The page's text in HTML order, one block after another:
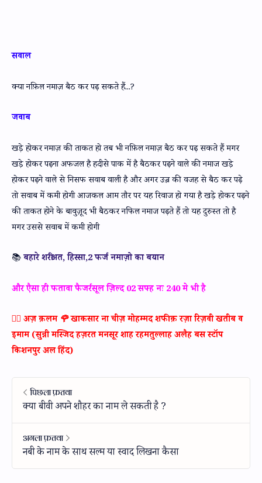
सवाल
क्या नफ़िल नमाज़ बैठ कर पढ़ सकते हैं...?
जवाब
खड़े होकर नमाज़ की ताकत हो तब भी नफ़िल नमाज़ बैठ कर पढ़ सकते हैं मगर
खड़े होकर पढ़ना अफजल है हदीसे पाक में है बैठकर पढ़ने वाले की नमाज खड़े
होकर पढ़ने वाले से निसफ सवाब वाली है और अगर उज़्र की वजह से बैठ कर पढ़े
तो सवाब में कमी होगी आजकल आम तौर पर यह रिवाज हो गया है खड़े होकर पढ़ने
की ताकत होने के बावुज़ूद भी बैठकर नफिल नमाज पढ़ते हैं तो यह दुरुस्त तो है
मगर उससे सवाब में कमी होगी
📚बहारे शरीअत, हिस्सा,2 फर्ज नमाज़ो का बयान
और एैसा ही फतावा फैजर्रसूल ज़िल्द 02 सफ्ह नः 240 मे भी है
✍🏻 अज़ क़लम 🌹 खाकसार ना चीज़ मोहम्मद शफीक़ रज़ा रिज़वी खतीब व
इमाम (सुन्नी मस्जिद हज़रत मनसूर शाह रहमतुल्लाह अलैह बस स्टॉप
किशनपुर अल हिंद)